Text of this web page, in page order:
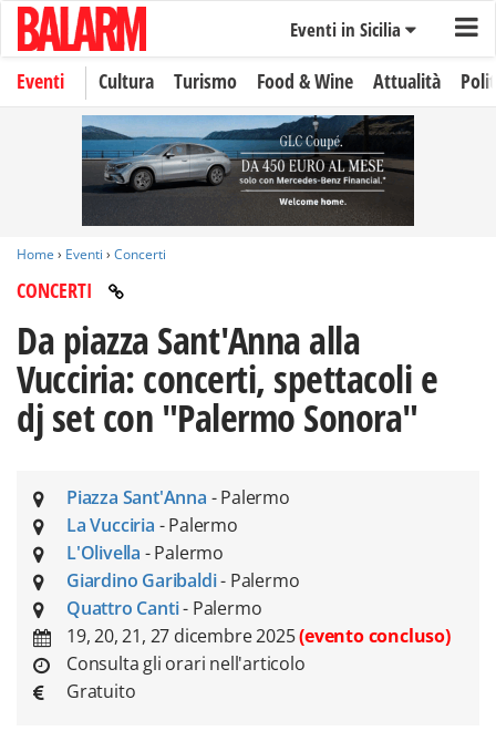
Eventi in Sicilia
Eventi Cultura Turismo Food & Wine Attualità
Home › Eventi › Concerti
CONCERTI
Da piazza Sant'Anna alla
Vucciria: concerti, spettacoli e
dj set con "Palermo Sonora"
Piazza Sant'Anna - Palermo
La Vucciria - Palermo
L'Olivella - Palermo
Giardino Garibaldi- Palermo
Quattro Canti- Palermo
19, 20, 21, 27 dicembre 2025(evento concluso)
Consulta gli orari nell'articolo
Gratuito